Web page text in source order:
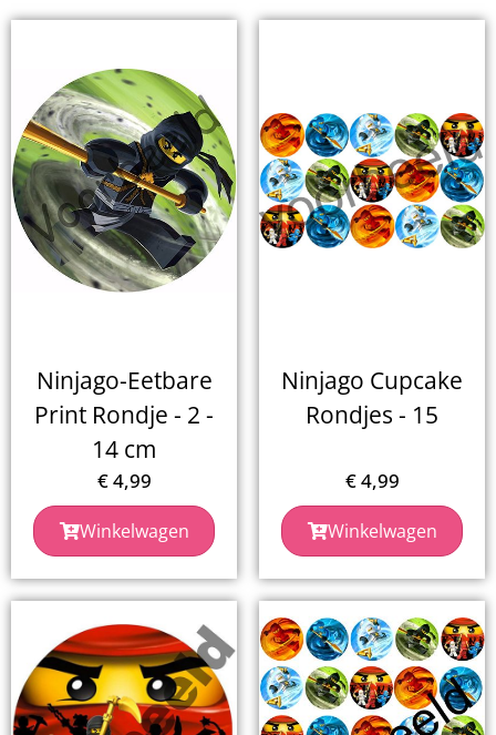
Ninjago-Eetbare
Print Rondje - 2 -
14 cm
€4,99
Winkelwagen
Ninjago Cupcake
Rondjes - 15
€4,99
Winkelwagen